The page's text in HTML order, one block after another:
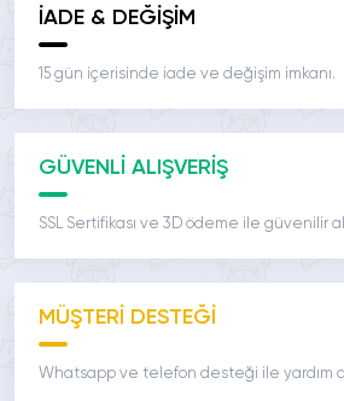
İADE & DEĞİŞİM
15 gün içerisinde iade ve değişim imkanı.
GÜVENLİ ALIŞVERİŞ
SSL Sertifikası ve 3D ödeme ile güvenilir
MÜŞTERİ DESTEĞİ
Whatsapp ve telefon desteği ile yardım